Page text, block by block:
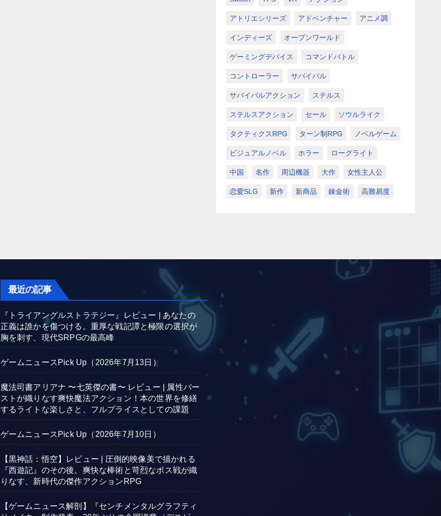
アトリエシリーズ アドベンチャー アニメ調
インディーズ オープンワールド
ゲーミングデバイス コマンドバトル
コントローラー サバイバル
サバイバルアクション ステルス
ステルスアクション セール ソウルライク
タクティクスRPG ターン制RPG ノベルゲーム
ビジュアルノベル ホラー ローグライト
中国 名作 周辺機器 大作 女性主人公
恋愛SLG 新作 新商品 錬金術 高難易度
最近の記事
『トライアングルストラテジー』レビュー | あなたの
正義は誰かを傷つける。重厚な戦記譚と極限の選択が
胸を刺す、現代SRPGの最高峰
ゲームニュースPick Up（2026年7月13日）
魔法司書アリアナ 〜七英傑の書〜 レビュー | 属性バー
ストが織りなす爽快魔法アクション！本の世界を修繕
するライトな楽しさと、フルプライスとしての課題
ゲームニュースPick Up（2026年7月10日）
【黒神話：悟空】レビュー | 圧倒的映像美で描かれる
『西遊記』のその後。爽快な棒術と苛烈なボス戦が織
りなす、新時代の傑作アクションRPG
【ゲームニュース解剖】『センチメンタルグラフティ